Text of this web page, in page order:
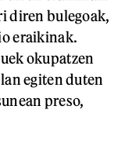
diren bulegoak,
eraikinak.
okupatzen
egiten duten
preso,